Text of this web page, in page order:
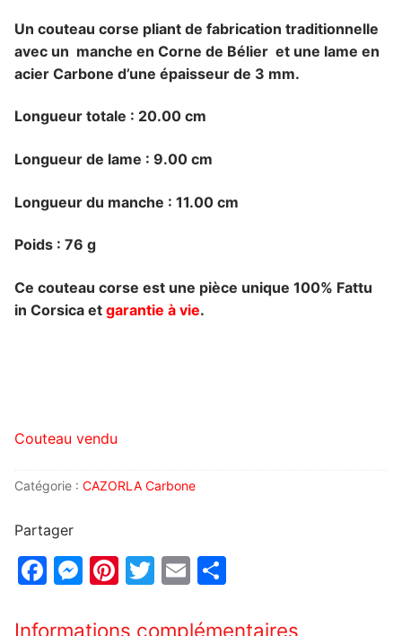
Un couteau corse pliant de fabrication traditionnelle
avec un manche en Corne de Bélier et une lame en
acier Carbone d’une épaisseur de 3 mm.
Longueur totale : 20.00 cm
Longueur de lame : 9.00 cm
Longueur du manche : 11.00 cm
Poids : 76 g
Ce couteau corse est une pièce unique 100% Fattu
in Corsica et garantie à vie.
Couteau vendu
Catégorie : CAZORLA Carbone
Partager
Facebook
Messenger
Pinterest
Twitter
Email
Informations complémentaires